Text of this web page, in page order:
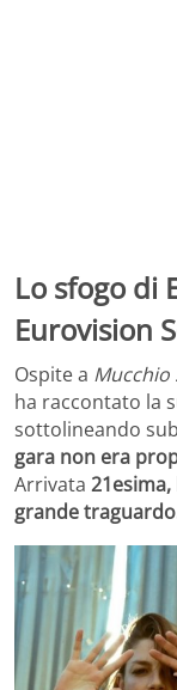
Lo sfogo di
Eurovision
Ospite a Mucchio
ha raccontato la
sottolineando
gara non era
Arrivata 21esima,
grande